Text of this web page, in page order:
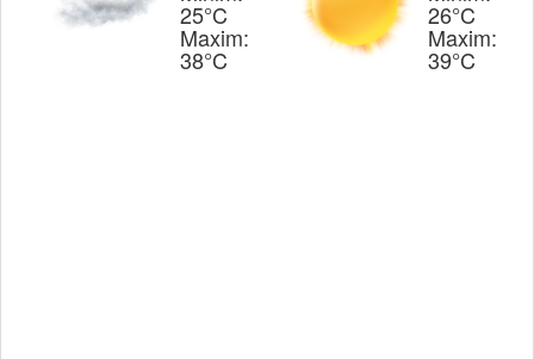
25°C
Maxim:
38°C
26°C
Maxim:
39°C